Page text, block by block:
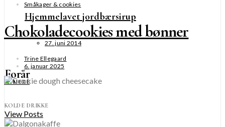
Hjemmelavet jordbærsirup
27. juni 2014
Forår
KOLDE DRIKKE
View Posts
Småkager & cookies
Chokoladecookies med bønner
Trine Ellegaard
6. januar 2025
SE MERE